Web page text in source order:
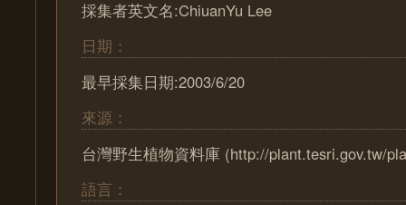
採集者英文名:ChiuanYu Lee
日期：
最早採集日期:2003/6/20
來源：
台灣野生植物資料庫 (http://plant.tesri.gov.tw/
語言：